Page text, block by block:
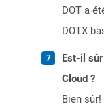
DOT a
DOTX
Est-il
Cloud ?
Bien